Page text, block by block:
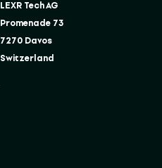
LEXR Tech AG
Promenade 73
7270 Davos
Switzerland